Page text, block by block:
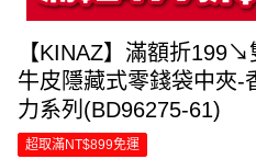
【KINAZ】滿額折
牛皮隱藏式零錢袋中夾-
力系列(BD96275-61)
超取滿NT$899免運